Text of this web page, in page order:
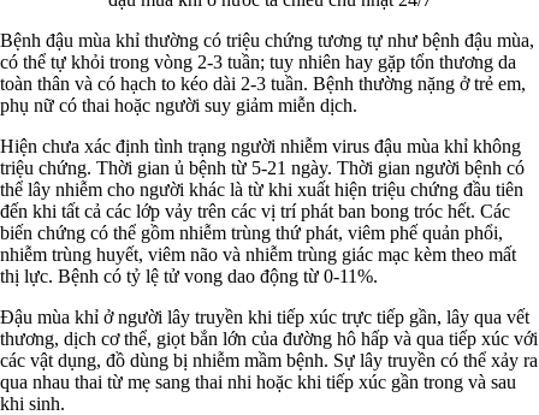
Bệnh đậu mùa khỉ thường có triệu chứng tương tự như bệnh đậu mùa,
có thể tự khỏi trong vòng 2-3 tuần; tuy nhiên hay gặp tổn thương da
toàn thân và có hạch to kéo dài 2-3 tuần. Bệnh thường nặng ở trẻ em,
phụ nữ có thai hoặc người suy giảm miễn dịch.
Hiện chưa xác định tình trạng người nhiễm virus đậu mùa khỉ không
triệu chứng. Thời gian ủ bệnh từ 5-21 ngày. Thời gian người bệnh có
thể lây nhiễm cho người khác là từ khi xuất hiện triệu chứng đầu tiên
đến khi tất cả các lớp vảy trên các vị trí phát ban bong tróc hết. Các
biến chứng có thể gồm nhiễm trùng thứ phát, viêm phế quản phổi,
nhiễm trùng huyết, viêm não và nhiễm trùng giác mạc kèm theo mất
thị lực. Bệnh có tỷ lệ tử vong dao động từ 0-11%.
Đậu mùa khỉ ở người lây truyền khi tiếp xúc trực tiếp gần, lây qua vết
thương, dịch cơ thể, giọt bắn lớn của đường hô hấp và qua tiếp xúc với
các vật dụng, đồ dùng bị nhiễm mầm bệnh. Sự lây truyền có thể xảy ra
qua nhau thai từ mẹ sang thai nhi hoặc khi tiếp xúc gần trong và sau
khi sinh.